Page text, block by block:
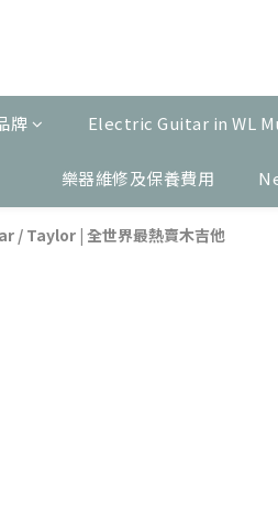
牌 Electric Guitar in WL
樂器維修及保養費用
/ Taylor | 全世界最熱賣木吉他